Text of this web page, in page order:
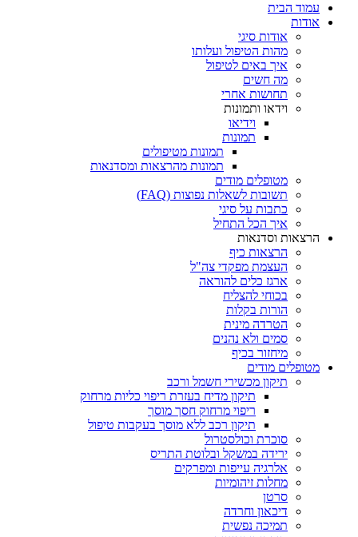
עמוד הבית
אודות
אודות סיגי
מהות הטיפול ועלותו
איך באים לטיפול
מה חשים
תחושות אחרי
וידאו ותמונות
וידיאו
תמונות
תמונות מטיפולים
תמונות מהרצאות ומסדנאות
מטופלים מודים
תשובות לשאלות נפוצות (FAQ)
כתבות על סיגי
איך הכל התחיל
הרצאות וסדנאות
הרצאות כיף
העצמת מפקדי צה"ל
ארגז כלים להוראה
בכוחי להצליח
הורות בקלות
הטרדה מינית
סמים ולא נהנים
מיחזור בכיף
מטופלים מודים
תיקון מכשירי חשמל ורכב
תיקון מדיח בעזרת ריפוי כליות מרחוק
ריפוי מרחוק חסך מוסך
תיקון רכב ללא מוסך בעקבות טיפול
סוכרת וכולסטרול
ירידה במשקל ובלוטת התריס
אלרגיה עייפות ומפרקים
מחלות זיהומיות
סרטן
דיכאון וחרדה
תמיכה נפשית